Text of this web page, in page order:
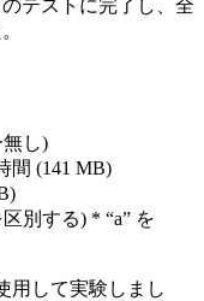
テストに完了し、全
し)
間 (141 MB)
別する) * “a” を
用して実験しまし